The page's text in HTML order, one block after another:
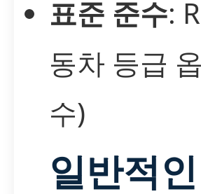
표준 준수:
동차 등급
수)
일반적